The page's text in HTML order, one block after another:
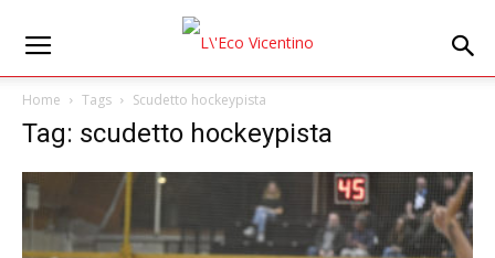
Home Tags Scudetto hockeypista
Tag: scudetto hockeypista